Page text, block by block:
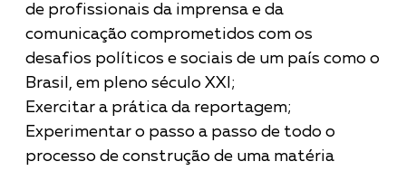
de profissionais da imprensa e da
comunicação comprometidos com os
desafios políticos e sociais de um país como o
Brasil, em pleno século XXI;
Exercitar a prática da reportagem;
Experimentar o passo a passo de todo o
processo de construção de uma matéria